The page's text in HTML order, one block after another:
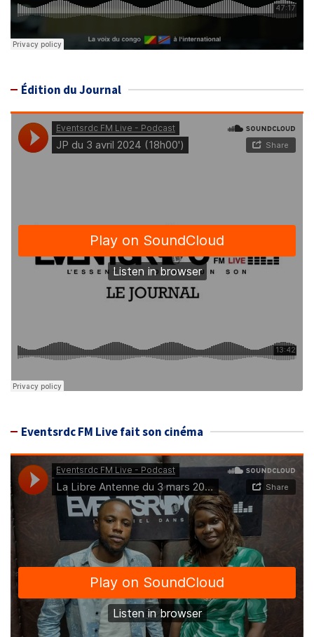
Édition du Journal
Eventsrdc FM Live fait son cinéma